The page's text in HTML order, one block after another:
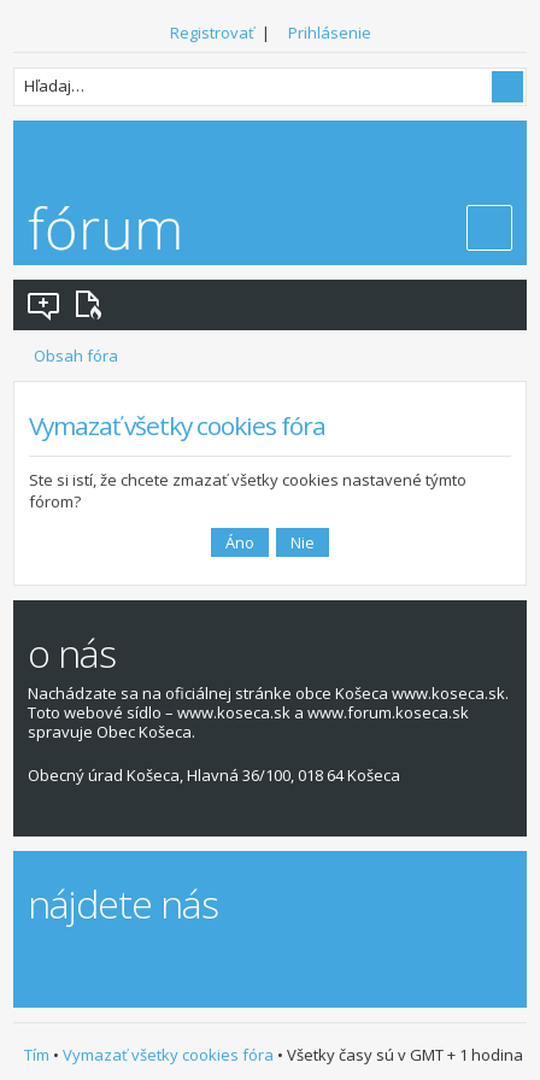
Registrovať| Prihlásenie
Obsah fóra
Vymazať všetky cookies fóra
Ste si istí, že chcete zmazať všetky cookies nastavené týmto
fórom?
o nás
Nachádzate sa na oficiálnej stránke obce Košeca www.koseca.sk.
Toto webové sídlo – www.koseca.sk a www.forum.koseca.sk
spravuje Obec Košeca.
Obecný úrad Košeca, Hlavná 36/100, 018 64 Košeca
nájdete nás
Tím • Vymazať všetky cookies fóra • Všetky časy sú v GMT + 1 hodina